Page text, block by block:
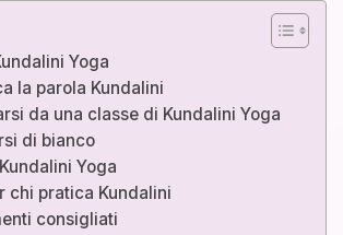
Yoga
la parola Kundalini
da una classe di Kundalini Yoga
di bianco
Yoga
chi pratica Kundalini
consigliati